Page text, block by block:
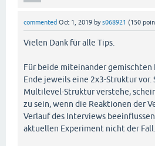
commented Oct 1, 2019 bys068921 (150
Vielen Dank für alle Tips.
Für beide miteinander
Ende jeweils eine 2x3-Struktur vor.
Multilevel-Struktur verstehe,
zu sein, wenn die Reaktionen der
Verlauf des Interviews
aktuellen Experiment nicht der Fall.